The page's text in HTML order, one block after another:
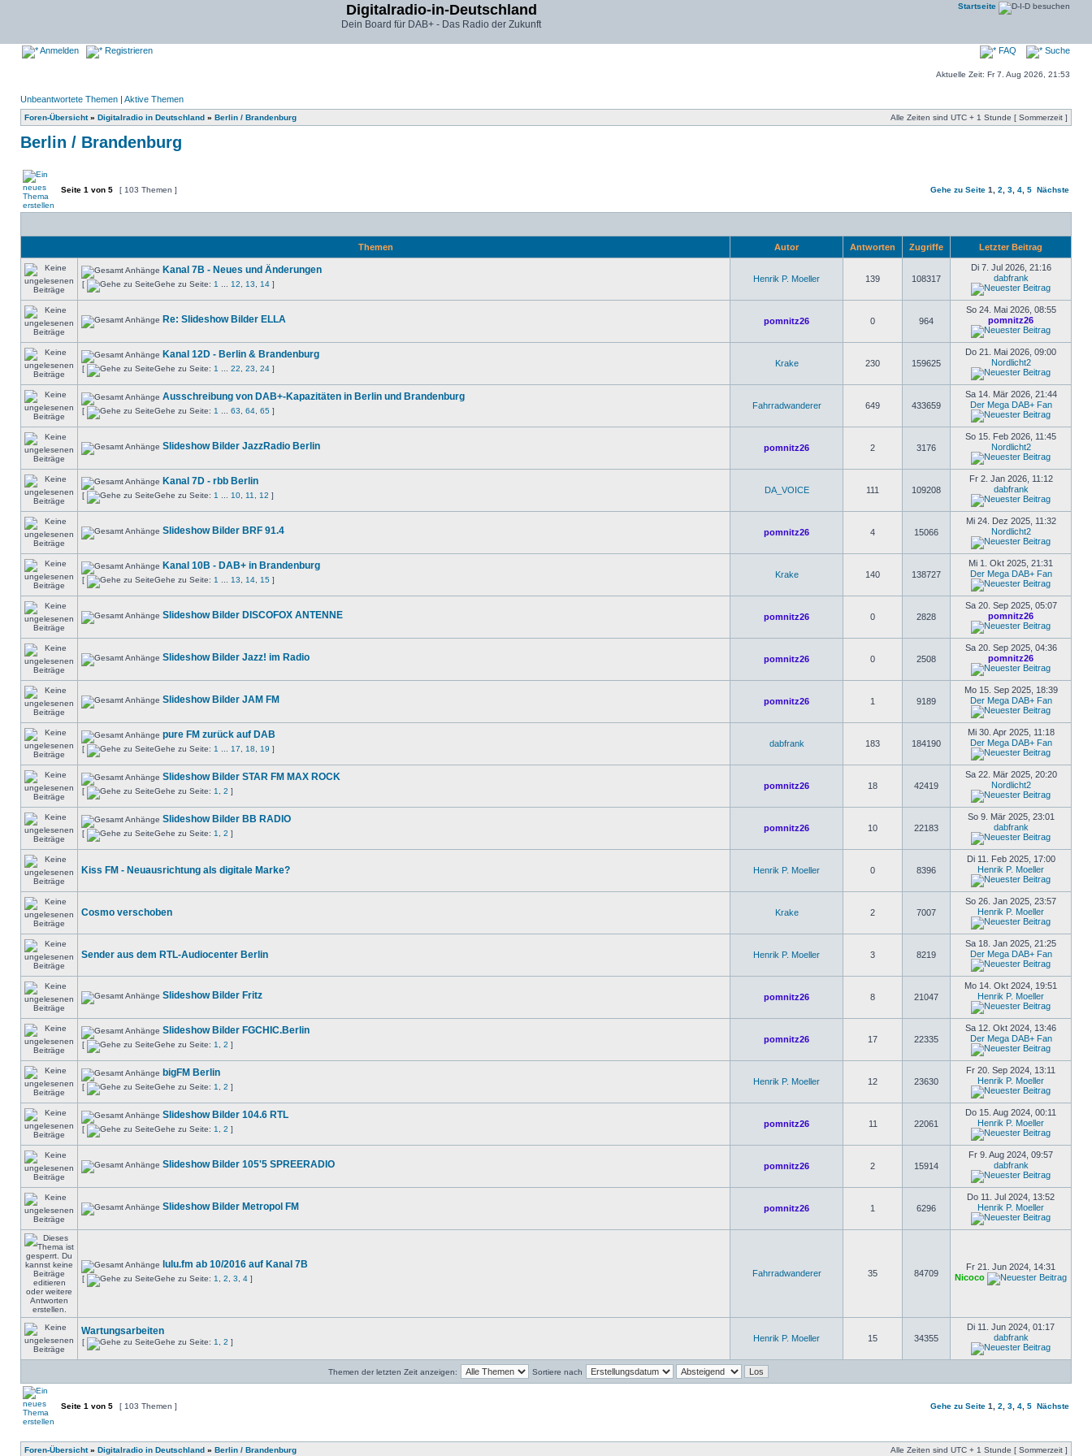
Digitalradio-in-Deutschland
Dein Board für DAB+ - Das Radio der Zukunft
Startseite
Anmelden Registrieren FAQ Suche
Aktuelle Zeit: Fr 7. Aug 2026, 21:53
Unbeantwortete Themen | Aktive Themen
Foren-Übersicht» Digitalradio in Deutschland » Berlin / Brandenburg Alle Zeiten sind UTC + 1 Stunde [ Sommerzeit ]
Berlin / Brandenburg
Seite 1 von 5 [ 103 Themen ] Gehe zu Seite 1 2 3 4 5 Nächste
Themen Autor Antworten Zugriffe Letzter Beitrag
Kanal 7B - Neues und Änderungen
[ Gehe zu Seite: 1 12 13 14 ]
Henrik P. Moeller 139 108317
Di 7. Jul 2026, 21:16
dabfrank
Re: Slideshow Bilder ELLA pomnitz26 0 964
So 24. Mai 2026, 08:55
pomnitz26
Kanal 12D - Berlin & Brandenburg
[ Gehe zu Seite: 1 22 23 24 ]
Krake 230 159625
Do 21. Mai 2026, 09:00
Nordlicht2
Ausschreibung von DAB+-Kapazitäten in Berlin und Brandenburg
[ Gehe zu Seite: 1 63 64 65 ]
Fahrradwanderer 649 433659
Sa 14. Mär 2026, 21:44
Der Mega DAB+ Fan
Slideshow Bilder JazzRadio Berlin pomnitz26 2 3176
So 15. Feb 2026, 11:45
Nordlicht2
Kanal 7D - rbb Berlin
[ Gehe zu Seite: 1 10 11 12 ]
DA_VOICE 111 109208
Fr 2. Jan 2026, 11:12
dabfrank
Slideshow Bilder BRF 91.4 pomnitz26 4 15066
Mi 24. Dez 2025, 11:32
Nordlicht2
Kanal 10B - DAB+ in Brandenburg
[ Gehe zu Seite: 1 13 14 15 ]
Krake 140 138727
Mi 1. Okt 2025, 21:31
Der Mega DAB+ Fan
Slideshow Bilder DISCOFOX ANTENNE pomnitz26 0 2828
Sa 20. Sep 2025, 05:07
pomnitz26
Slideshow Bilder Jazz! im Radio pomnitz26 0 2508
Sa 20. Sep 2025, 04:36
pomnitz26
Slideshow Bilder JAM FM pomnitz26 1 9189
Mo 15. Sep 2025, 18:39
Der Mega DAB+ Fan
pure FM zurück auf DAB
[ Gehe zu Seite: 1 17 18 19 ]
dabfrank 183 184190
Mi 30. Apr 2025, 11:18
Der Mega DAB+ Fan
Slideshow Bilder STAR FM MAX ROCK
[ Gehe zu Seite: 1 2 ]
pomnitz26 18 42419
Sa 22. Mär 2025, 20:20
Nordlicht2
Slideshow Bilder BB RADIO
[ Gehe zu Seite: 1 2 ]
pomnitz26 10 22183
So 9. Mär 2025, 23:01
dabfrank
Kiss FM - Neuausrichtung als digitale Marke? Henrik P. Moeller 0 8396
Di 11. Feb 2025, 17:00
Henrik P. Moeller
Cosmo verschoben Krake 2 7007
So 26. Jan 2025, 23:57
Henrik P. Moeller
Sender aus dem RTL-Audiocenter Berlin Henrik P. Moeller 3 8219
Sa 18. Jan 2025, 21:25
Der Mega DAB+ Fan
Slideshow Bilder Fritz pomnitz26 8 21047
Mo 14. Okt 2024, 19:51
Henrik P. Moeller
Slideshow Bilder FGCHIC.Berlin
[ Gehe zu Seite: 1 2 ]
pomnitz26 17 22335
Sa 12. Okt 2024, 13:46
Der Mega DAB+ Fan
bigFM Berlin
[ Gehe zu Seite: 1 2 ]
Henrik P. Moeller 12 23630
Fr 20. Sep 2024, 13:11
Henrik P. Moeller
Slideshow Bilder 104.6 RTL
[ Gehe zu Seite: 1 2 ]
pomnitz26 11 22061
Do 15. Aug 2024, 00:11
Henrik P. Moeller
Slideshow Bilder 105'5 SPREERADIO pomnitz26 2 15914
Fr 9. Aug 2024, 09:57
dabfrank
Slideshow Bilder Metropol FM pomnitz26 1 6296
Do 11. Jul 2024, 13:52
Henrik P. Moeller
lulu.fm ab 10/2016 auf Kanal 7B
[ Gehe zu Seite: 1 2 3 4 ]
Fahrradwanderer 35 84709
Fr 21. Jun 2024, 14:31
Nicoco
Wartungsarbeiten
[ Gehe zu Seite: 1 2 ] Henrik P. Moeller 15 34355
Di 11. Jun 2024, 01:17
dabfrank
Themen der letzten Zeit anzeigen: Sortiere nach
Seite 1 von 5 [ 103 Themen ] Gehe zu Seite 1 2 3 4 5 Nächste
Foren-Übersicht» Digitalradio in Deutschland » Berlin / Brandenburg Alle Zeiten sind UTC + 1 Stunde [ Sommerzeit ]